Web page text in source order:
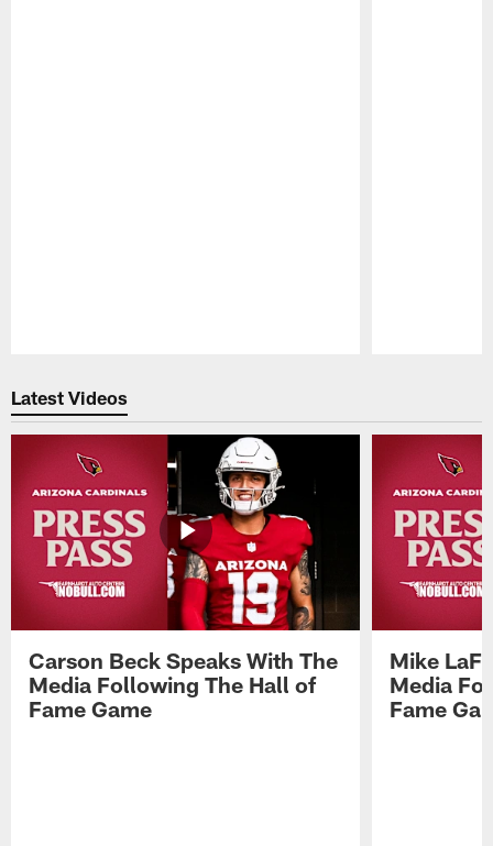
Latest Videos
Carson Beck Speaks With The
Media Following The Hall of
Fame Game
Mike
Media
Fame